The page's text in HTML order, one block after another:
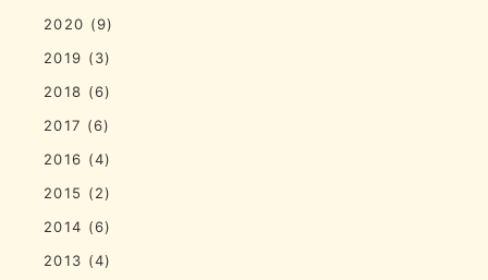
2020 (9)
2019 (3)
2018 (6)
2017 (6)
2016 (4)
2015 (2)
2014 (6)
2013 (4)